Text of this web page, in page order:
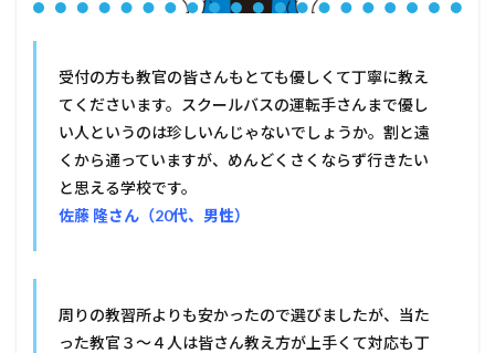
受付の方も教官の皆さんもとても優しくて丁寧に教え
てくださいます。スクールバスの運転手さんまで優し
い人というのは珍しいんじゃないでしょうか。割と遠
くから通っていますが、めんどくさくならず行きたい
と思える学校です。
佐藤 隆さん（20代、男性）
周りの教習所よりも安かったので選びましたが、当た
った教官３～４人は皆さん教え方が上手くて対応も丁